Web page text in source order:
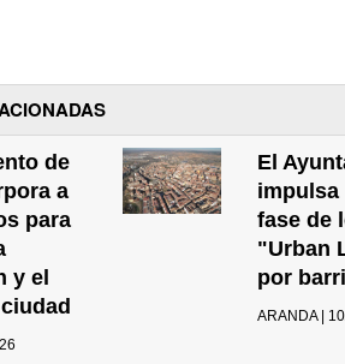
de
a
para
y el
El
impulsa
fase de
"Urban
por
ARANDA |